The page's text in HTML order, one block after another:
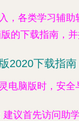
，各类学习辅
的下载指南，
2020下载指南
电脑版时，安全
建议首先访问助